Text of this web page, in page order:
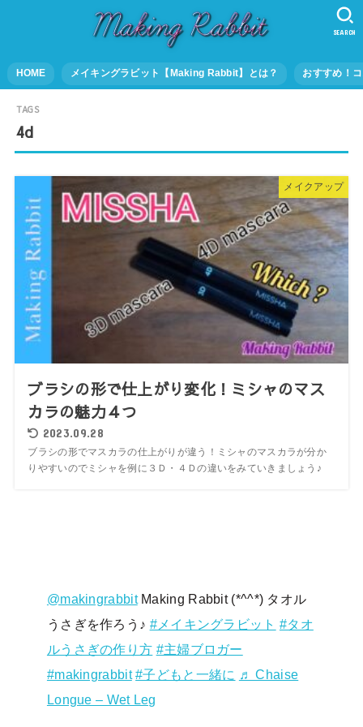
HOME メイキングラビット【Making Rabbit】とは？ おすすめ！
SEARCH
4d
メイクアップ
ブラシの形で仕上がり変化！ミシャのマス
カラの魅力４つ
2023.09.28
ブラシの形でマスカラの仕上がりが違う！ミシャのマスカラが分か
りやすいのでミシャを例に３Ｄ・４Ｄの違いをみていきましょう♪
@makingrabbitMaking Rabbit (*^^*) タオル
うさぎを作ろう♪ #メイキングラビット #タオ
ルうさぎの作り方 #主婦ブロガー
#makingrabbit #子どもと一緒に
♬ Chaise
Longue – Wet Leg